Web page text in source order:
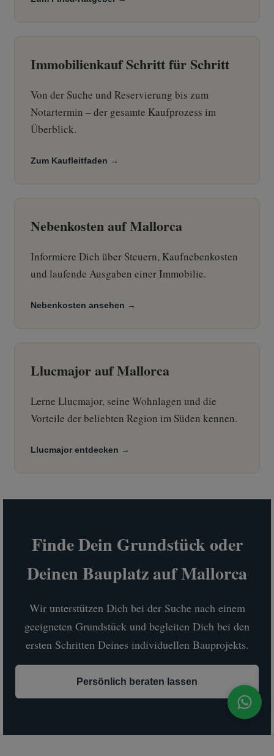
Immobilienkauf Schritt für Schritt
Von der Suche und Reservierung bis zum
Notartermin – der gesamte Kaufprozess im
Überblick.
Zum Kaufleitfaden →
Nebenkosten auf Mallorca
Informiere Dich über Steuern, Kaufnebenkosten
und laufende Ausgaben einer Immobilie.
Nebenkosten ansehen →
Llucmajor auf Mallorca
Lerne Llucmajor, seine Wohnlagen und die
Vorteile der beliebten Region im Süden kennen.
Llucmajor entdecken →
Finde Dein Grundstück oder
Deinen Bauplatz auf Mallorca
Wir unterstützen Dich bei der Suche nach einem
geeigneten Grundstück und begleiten Dich bei den
ersten Schritten Deines individuellen Bauprojekts.
Persönlich beraten lassen